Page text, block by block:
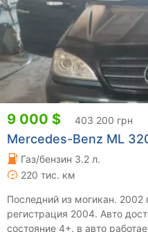
9 000 $ 403 200 грн
Mercedes-Benz ML
Газ/бензин 3.2 л.
220 тис. км
Последний из могикан. 2002
регистрация 2004. Авто
состояние 4+. в авто